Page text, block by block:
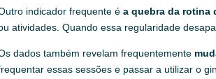
indicador frequente éa quebra da rotina
atividades. Quando essa regularidade
dados também revelam frequentemente
essas sessões e passar a utilizar o